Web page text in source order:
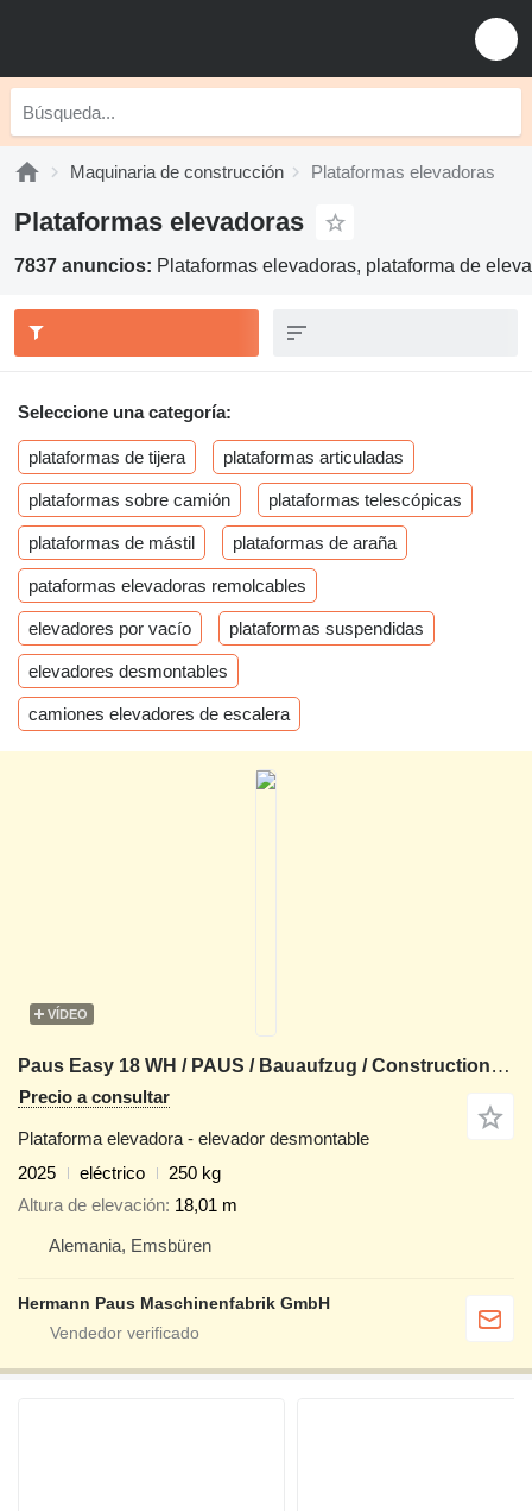
Maquinaria de construcción Plataformas elevadoras
Plataformas elevadoras
7837 anuncios: Plataformas elevadoras, plataforma de
Seleccione una categoría:
plataformas de tijera plataformas articuladas
plataformas sobre camión plataformas telescópicas
plataformas de mástil plataformas de araña
pataformas elevadoras remolcables
elevadores por vacío plataformas suspendidas
elevadores desmontables
camiones elevadores de escalera
VÍDEO
Paus Easy 18 WH / PAUS / Bauaufzug / Construction Hoist
Precio a consultar
Plataforma elevadora - elevador desmontable
2025
eléctrico
250 kg
Altura de elevación 18,01 m
Alemania, Emsbüren
Hermann Paus Maschinenfabrik GmbH